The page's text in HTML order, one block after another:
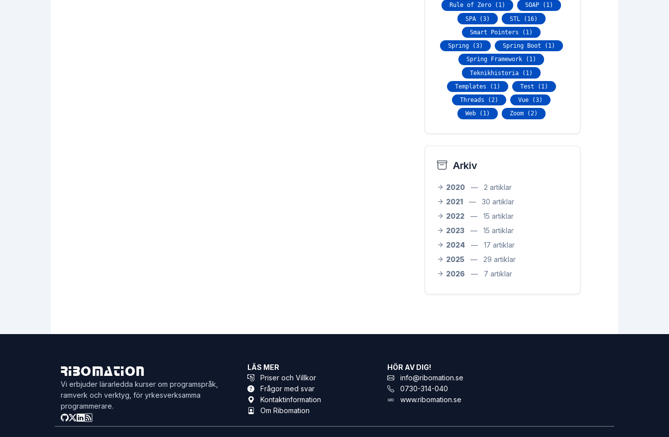
Rule of Zero (1)
SOAP (1)
SPA (3)
STL (16)
Smart Pointers (1)
Spring (3)
Spring Boot (1)
Spring Framework (1)
Teknikhistoria (1)
Templates (1)
Test (1)
Threads (2)
Vue (3)
Web (1)
Zoom (2)
Arkiv
2020 —
2 artiklar
2021
—
30 artiklar
2022
—
15 artiklar
2023
—
15 artiklar
2024
—
17 artiklar
2025
—
29 artiklar
2026
— 7 artiklar
Ribomation
Vi erbjuder lärarledda kurser om programspråk,
ramverk och verktyg, för yrkesverksamma
programmerare.
LÄS MER
Priser och Villkor
Frågor med svar
Kontaktinformation
Om Ribomation
HÖR AV DIG!
info@ribomation.se
0730-314-040
www.ribomation.se